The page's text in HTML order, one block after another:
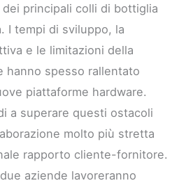
principali colli di bottiglia
I tempi di sviluppo, la
e le limitazioni della
hanno spesso rallentato
piattaforme hardware.
a superare questi ostacoli
molto più stretta
rapporto cliente-fornitore.
aziende lavoreranno